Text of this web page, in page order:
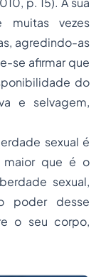
muitas vezes
agredindo-as
se afirmar que
do
e selvagem,
sexual é
maior que é o
sexual,
poder desse
o seu corpo,